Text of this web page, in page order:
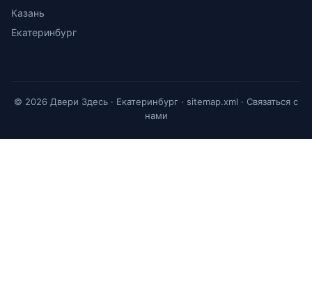
Казань
Екатеринбург
© 2026 Двери Здесь · Екатеринбург · sitemap.xml · Связаться с
нами